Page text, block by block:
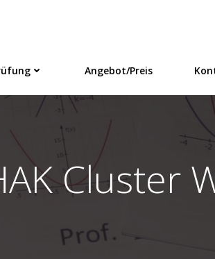
Angebot/Preis
Cluster